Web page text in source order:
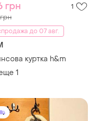
грн 1
до 07 авг.
куртка h&m
1